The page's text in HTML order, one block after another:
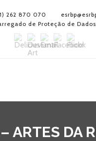
262 870 070
de Proteção de Dados
ARTES DA